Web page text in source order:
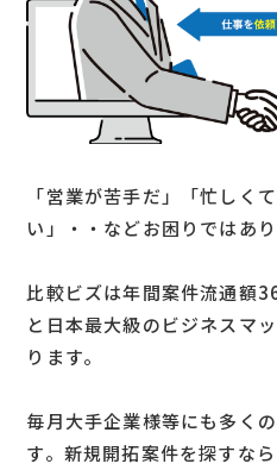
「営業が苦手だ」「忙しく
い」・・などお困りではあ
比較ビズは年間案件流通額
と日本最大級のビジネスマ
ります。
毎月大手企業様等にも多く
す。新規開拓案件を探すな